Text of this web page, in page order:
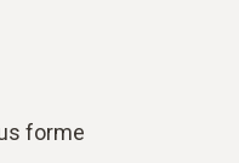
forme